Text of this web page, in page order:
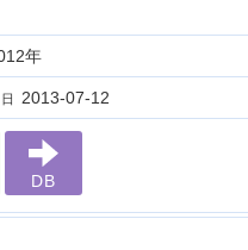
年
2013-07-12
DB